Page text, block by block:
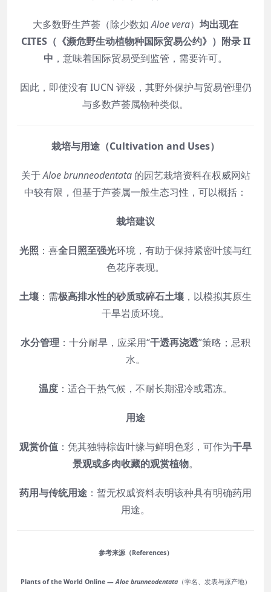
大多数野生芦荟（除少数如Aloe vera） 均出现在
CITES（《濒危野生动植物种国际贸易公约》）附录 II
中 ，意味着国际贸易受到监管，需要许可。
因此，即使没有 IUCN 评级，其野外保护与贸易管理仍
与多数芦荟属物种类似。
栽培与用途（Cultivation and Uses）
关于Aloe brunneodentata的园艺栽培资料在权威网站
中较有限，但基于芦荟属一般生态习性，可以概括：
栽培建议
光照 ：喜全日照至强光环境，有助于保持紧密叶簇与红
色花序表现。
土壤 ：需极高排水性的砂质或碎石土壤 ，以模拟其原生
干旱岩质环境。
水分管理 ：十分耐旱，应采用“干透再浇透”策略；忌积
水。
温度 ：适合干热气候，不耐长期湿冷或霜冻。
用途
观赏价值 ：凭其独特棕齿叶缘与鲜明色彩，可作为干旱
景观或多肉收藏的观赏植物。
药用与传统用途 ：暂无权威资料表明该种具有明确药用
用途。
参考来源（References）
Plants of the World Online —Aloe brunneodentata（学名、发表与原产地）